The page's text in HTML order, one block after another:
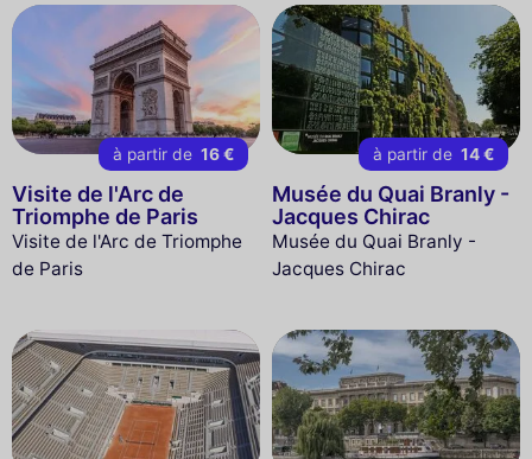
à partir de 16 €
Visite de l'Arc de
Triomphe de Paris
Visite de l'Arc de Triomphe
de Paris
à partir de 14 €
Musée du Quai Branly -
Jacques Chirac
Musée du Quai Branly -
Jacques Chirac